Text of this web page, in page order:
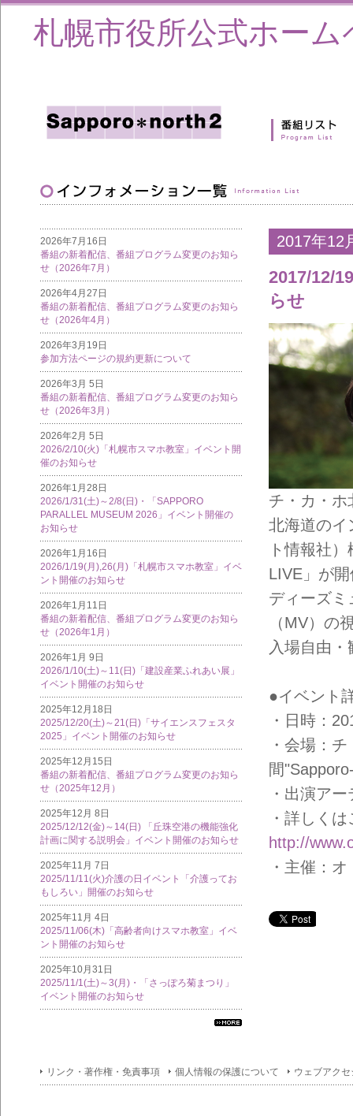
札幌市役所公式ホーム
2026年7月16日
番組の新着配信、番組プログラム変更のお知ら
せ（2026年7月）
2026年4月27日
番組の新着配信、番組プログラム変更のお知ら
せ（2026年4月）
2026年3月19日
参加方法ページの規約更新について
2026年3月 5日
番組の新着配信、番組プログラム変更のお知ら
せ（2026年3月）
2026年2月 5日
2026/2/10(火)「札幌市スマホ教室」イベント開
催のお知らせ
2026年1月28日
2026/1/31(土)～2/8(日)・「SAPPORO
PARALLEL MUSEUM 2026」イベント開催の
お知らせ
2026年1月16日
2026/1/19(月),26(月)「札幌市スマホ教室」イベ
ント開催のお知らせ
2026年1月11日
番組の新着配信、番組プログラム変更のお知ら
せ（2026年1月）
2026年1月 9日
2026/1/10(土)～11(日)「建設産業ふれあい展」
イベント開催のお知らせ
2025年12月18日
2025/12/20(土)～21(日)「サイエンスフェスタ
2025」イベント開催のお知らせ
2025年12月15日
番組の新着配信、番組プログラム変更のお知ら
せ（2025年12月）
2025年12月 8日
2025/12/12(金)～14(日) 「丘珠空港の機能強化
計画に関する説明会」イベント開催のお知らせ
2025年11月 7日
2025/11/11(火)介護の日イベント「介護ってお
もしろい」開催のお知らせ
2025年11月 4日
2025/11/06(木)「高齢者向けスマホ教室」イベ
ント開催のお知らせ
2025年10月31日
2025/11/1(土)～3(月)・「さっぽろ菊まつり」
イベント開催のお知らせ
フォ
メー
2017年12
2017/12/
らせ
チ・カ・ホ
北海道のイ
ト情報社
LIVE」が
ディーズミ
（MV）の
入場自由
●イベント
・日時：
・会場：
間
・出演ア
・詳しく
http://
・主催：
リンク・著作権・免責事項 個人情報の保護について ウェブアク